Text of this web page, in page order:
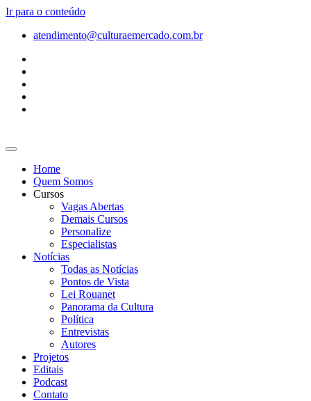
Ir para o conteúdo
atendimento@culturaemercado.com.br
Home
Quem Somos
Cursos
Vagas Abertas
Demais Cursos
Personalize
Especialistas
Notícias
Todas as Notícias
Pontos de Vista
Lei Rouanet
Panorama da Cultura
Política
Entrevistas
Autores
Projetos
Editais
Podcast
Contato